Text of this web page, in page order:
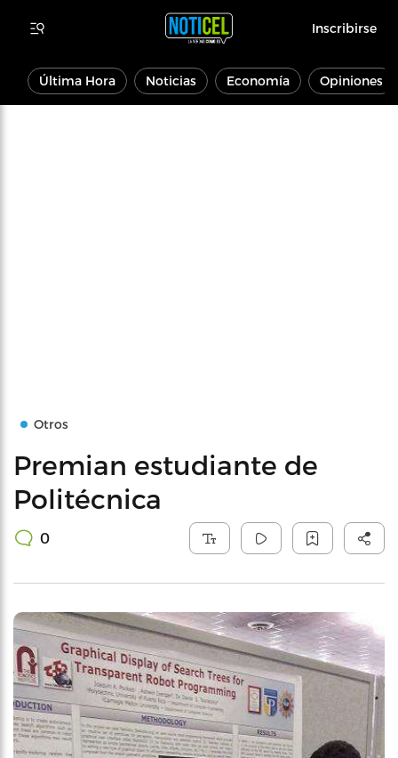
Inscribirse
Última Hora Noticias Economía Opiniones
Otros
Premian estudiante de
Politécnica
0